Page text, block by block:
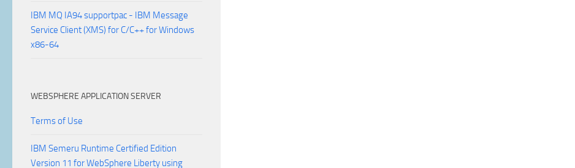
IBM MQ IA94 supportpac - IBM Message
Service Client (XMS) for C/C++ for Windows
x86-64
WEBSPHERE APPLICATION SERVER
Terms of Use
IBM Semeru Runtime Certified Edition
Version 11 for WebSphere Liberty using